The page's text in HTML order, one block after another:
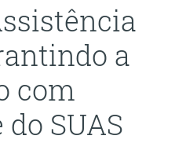
a
com
SUAS